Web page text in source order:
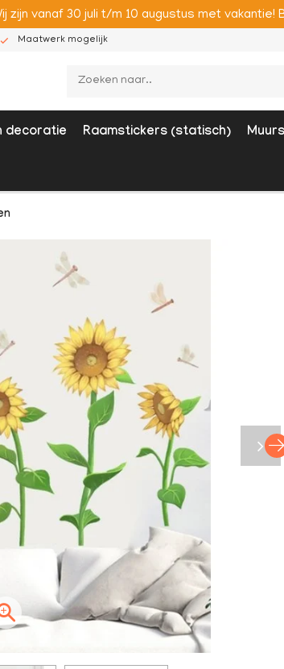
zijn vanaf 30 juli t/m 10 augustus met
Maatwerk mogelijk
decoratie Raamstickers (statisch)